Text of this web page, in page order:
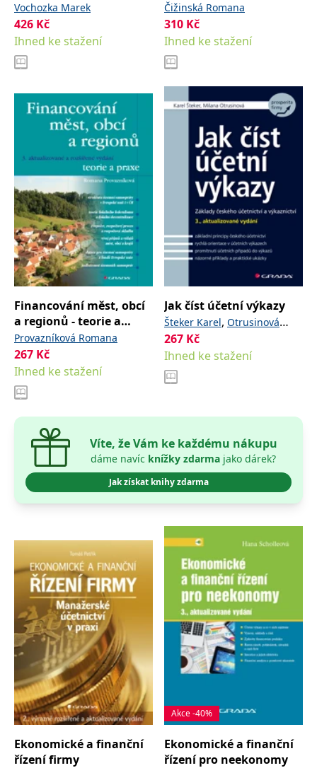
Vochozka Marek
426 Kč
Ihned ke stažení
Čižinská Romana
310 Kč
Ihned ke stažení
Financování měst, obcí
a regionů - teorie a
praxe
Provazníková Romana
267 Kč
Ihned ke stažení
Jak číst účetní výkazy
Šteker Karel, Otrusinová
Milana
267 Kč
Ihned ke stažení
Víte, že Vám ke každému nákupu
dáme navíc knížky zdarma jako dárek?
Jak získat knihy zdarma
Ekonomické a finanční
řízení firmy
Akce -40%
Ekonomické a finanční
řízení pro neekonomy